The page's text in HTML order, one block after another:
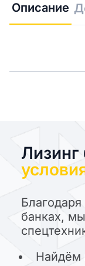
Описание
Лизинг
банках,
Найдём